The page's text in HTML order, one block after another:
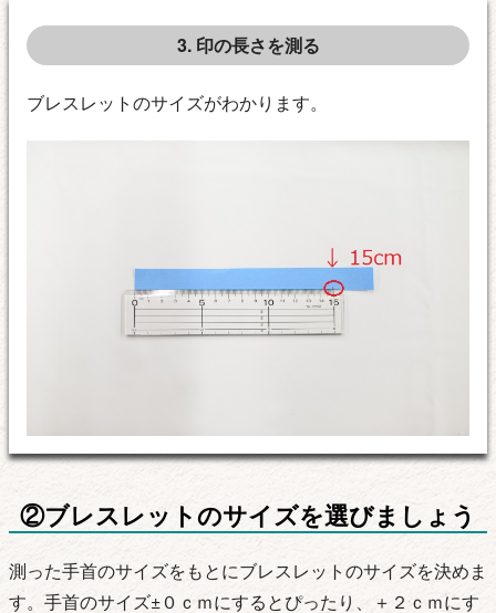
3. 印の長さを測る
ブレスレットのサイズがわかります。
②ブレスレットのサイズを選びましょう
測った手首のサイズをもとにブレスレットのサイズを決めま
す。手首のサイズ±０ｃｍにするとぴったり、＋２ｃｍにす